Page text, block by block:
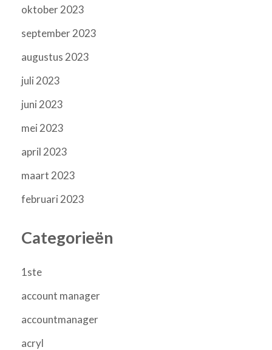
oktober 2023
september 2023
augustus 2023
juli 2023
juni 2023
mei 2023
april 2023
maart 2023
februari 2023
Categorieën
1ste
account manager
accountmanager
acryl